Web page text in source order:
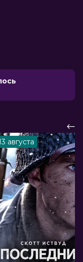
августа